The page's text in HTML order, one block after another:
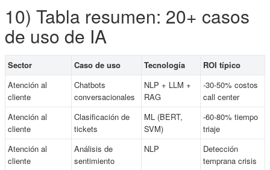
10) Tabla resumen: 20+ casos
de uso de IA
Sector Caso de uso Tecnología
ROI típico
Atención al
cliente
Chatbots
conversacionales
NLP + LLM +
RAG
-30-50% costos
call center
Atención al
cliente
Clasificación de
tickets
ML (BERT,
SVM)
-60-80% tiempo
triaje
Atención al
cliente
Análisis de
sentimiento
NLP
Detección
temprana crisis